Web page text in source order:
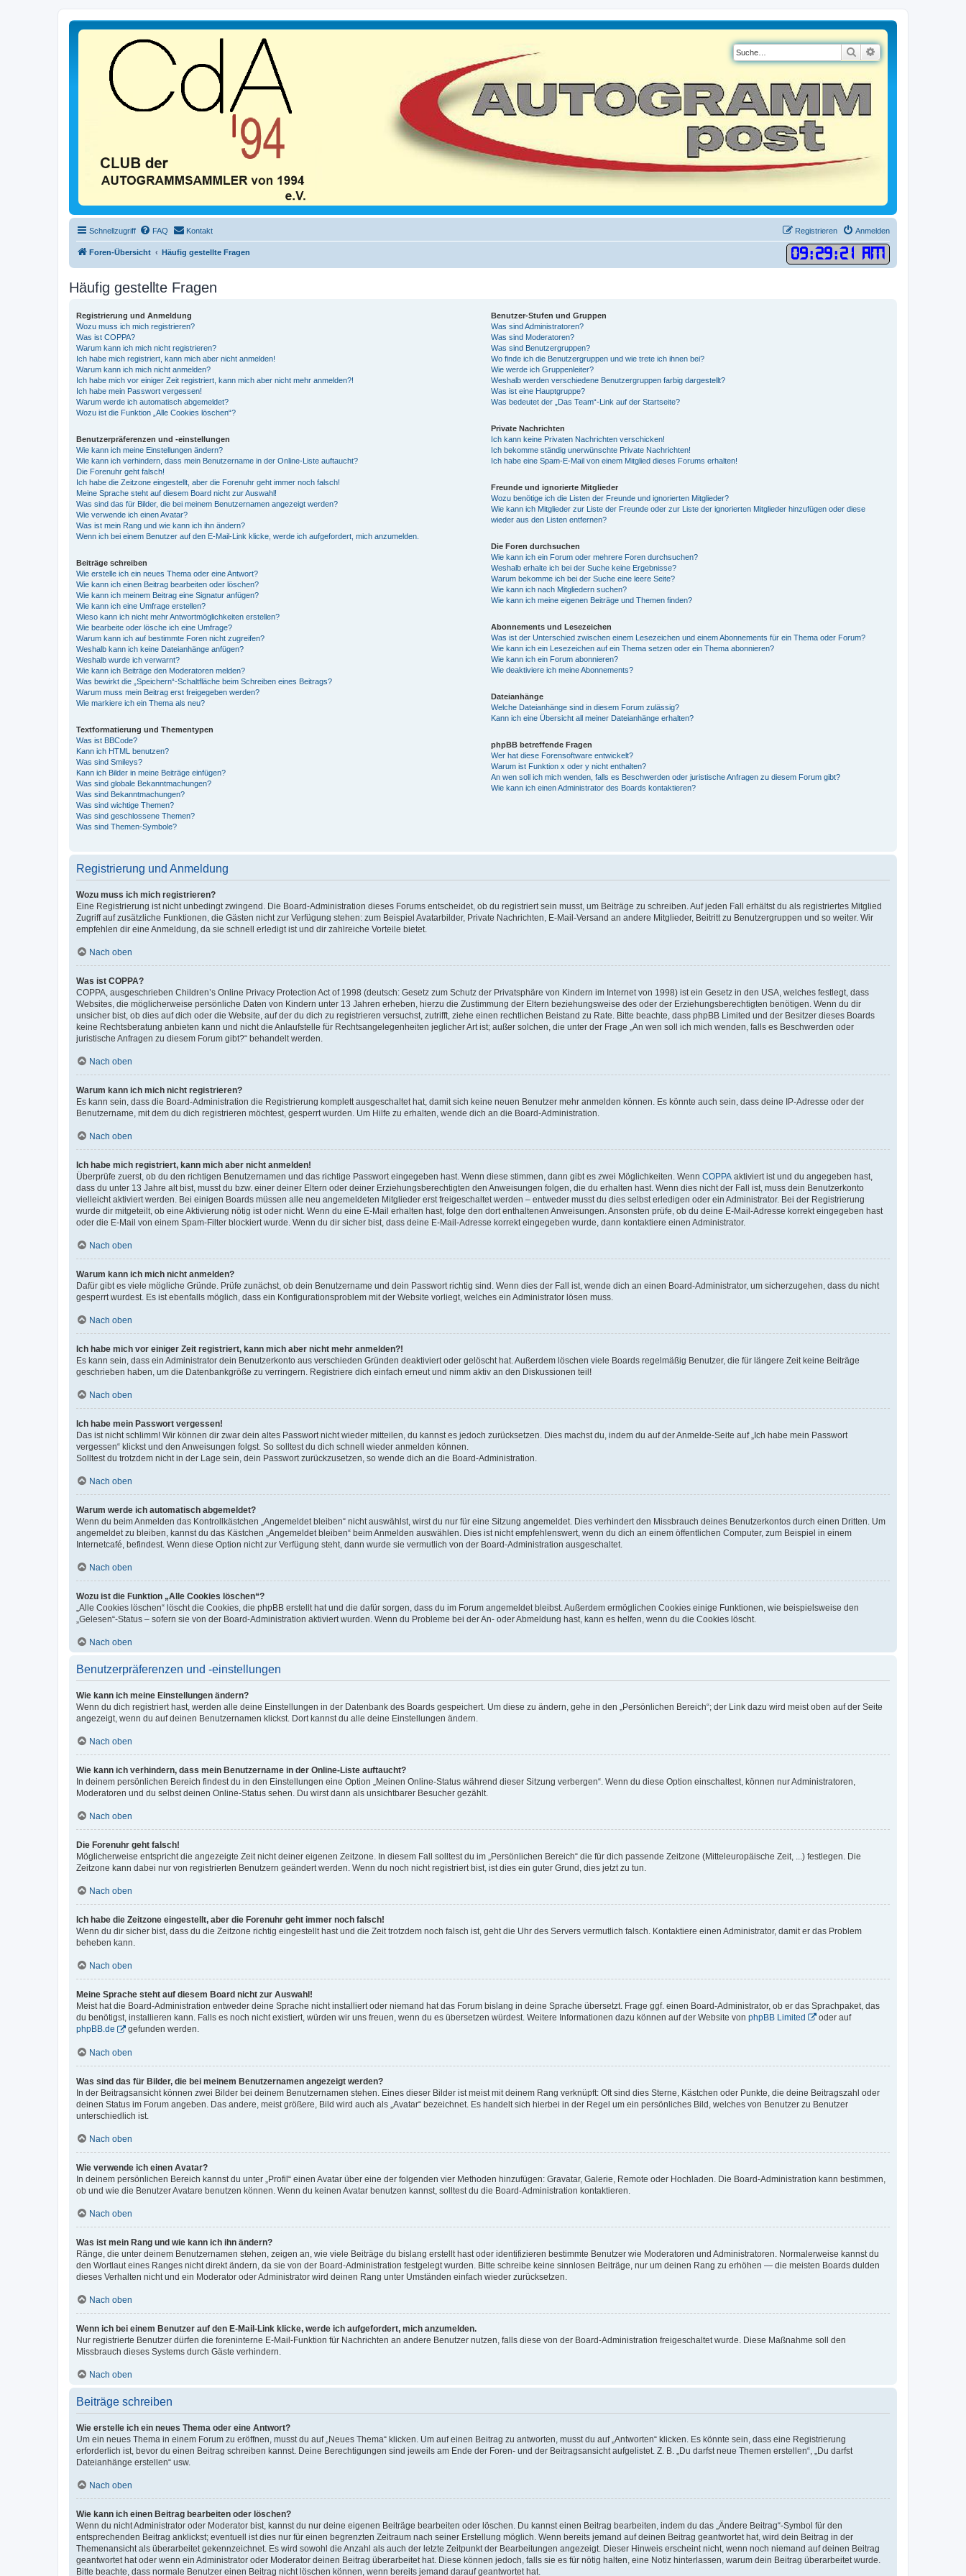
Suche
Schnellzugriff FAQ Kontakt Anmelden
Registrieren
Foren-Übersicht Häufig gestellte Fragen 09:29:22 AM
Häufig gestellte Fragen
Registrierung und Anmeldung
Wozu muss ich mich registrieren?
Was ist COPPA?
Warum kann ich mich nicht registrieren?
Ich habe mich registriert, kann mich aber nicht anmelden!
Warum kann ich mich nicht anmelden?
Ich habe mich vor einiger Zeit registriert, kann mich aber nicht mehr anmelden?!
Ich habe mein Passwort vergessen!
Warum werde ich automatisch abgemeldet?
Wozu ist die Funktion „Alle Cookies löschen“?
Benutzerpräferenzen und -einstellungen
Wie kann ich meine Einstellungen ändern?
Wie kann ich verhindern, dass mein Benutzername in der Online-Liste auftaucht?
Die Forenuhr geht falsch!
Ich habe die Zeitzone eingestellt, aber die Forenuhr geht immer noch falsch!
Meine Sprache steht auf diesem Board nicht zur Auswahl!
Was sind das für Bilder, die bei meinem Benutzernamen angezeigt werden?
Wie verwende ich einen Avatar?
Was ist mein Rang und wie kann ich ihn ändern?
Wenn ich bei einem Benutzer auf den E-Mail-Link klicke, werde ich aufgefordert, mich anzumelden.
Beiträge schreiben
Wie erstelle ich ein neues Thema oder eine Antwort?
Wie kann ich einen Beitrag bearbeiten oder löschen?
Wie kann ich meinem Beitrag eine Signatur anfügen?
Wie kann ich eine Umfrage erstellen?
Wieso kann ich nicht mehr Antwortmöglichkeiten erstellen?
Wie bearbeite oder lösche ich eine Umfrage?
Warum kann ich auf bestimmte Foren nicht zugreifen?
Weshalb kann ich keine Dateianhänge anfügen?
Weshalb wurde ich verwarnt?
Wie kann ich Beiträge den Moderatoren melden?
Was bewirkt die „Speichern“-Schaltfläche beim Schreiben eines Beitrags?
Warum muss mein Beitrag erst freigegeben werden?
Wie markiere ich ein Thema als neu?
Textformatierung und Thementypen
Was ist BBCode?
Kann ich HTML benutzen?
Was sind Smileys?
Kann ich Bilder in meine Beiträge einfügen?
Was sind globale Bekanntmachungen?
Was sind Bekanntmachungen?
Was sind wichtige Themen?
Was sind geschlossene Themen?
Was sind Themen-Symbole?
Benutzer-Stufen und Gruppen
Was sind Administratoren?
Was sind Moderatoren?
Was sind Benutzergruppen?
Wo finde ich die Benutzergruppen und wie trete ich ihnen bei?
Wie werde ich Gruppenleiter?
Weshalb werden verschiedene Benutzergruppen farbig dargestellt?
Was ist eine Hauptgruppe?
Was bedeutet der „Das Team“-Link auf der Startseite?
Private Nachrichten
Ich kann keine Privaten Nachrichten verschicken!
Ich bekomme ständig unerwünschte Private Nachrichten!
Ich habe eine Spam-E-Mail von einem Mitglied dieses Forums erhalten!
Freunde und ignorierte Mitglieder
Wozu benötige ich die Listen der Freunde und ignorierten Mitglieder?
Wie kann ich Mitglieder zur Liste der Freunde oder zur Liste der ignorierten Mitglieder hinzufügen oder diese
wieder aus den Listen entfernen?
Die Foren durchsuchen
Wie kann ich ein Forum oder mehrere Foren durchsuchen?
Weshalb erhalte ich bei der Suche keine Ergebnisse?
Warum bekomme ich bei der Suche eine leere Seite?
Wie kann ich nach Mitgliedern suchen?
Wie kann ich meine eigenen Beiträge und Themen finden?
Abonnements und Lesezeichen
Was ist der Unterschied zwischen einem Lesezeichen und einem Abonnements für ein Thema oder Forum?
Wie kann ich ein Lesezeichen auf ein Thema setzen oder ein Thema abonnieren?
Wie kann ich ein Forum abonnieren?
Wie deaktiviere ich meine Abonnements?
Dateianhänge
Welche Dateianhänge sind in diesem Forum zulässig?
Kann ich eine Übersicht all meiner Dateianhänge erhalten?
phpBB betreffende Fragen
Wer hat diese Forensoftware entwickelt?
Warum ist Funktion x oder y nicht enthalten?
An wen soll ich mich wenden, falls es Beschwerden oder juristische Anfragen zu diesem Forum gibt?
Wie kann ich einen Administrator des Boards kontaktieren?
Registrierung und Anmeldung
Wozu muss ich mich registrieren?
Eine Registrierung ist nicht unbedingt zwingend. Die Board-Administration dieses Forums entscheidet, ob du registriert sein musst, um Beiträge zu schreiben. Auf jeden Fall erhältst du als registriertes Mitglied
Zugriff auf zusätzliche Funktionen, die Gästen nicht zur Verfügung stehen: zum Beispiel Avatarbilder, Private Nachrichten, E-Mail-Versand an andere Mitglieder, Beitritt zu Benutzergruppen und so weiter. Wir
empfehlen dir eine Anmeldung, da sie schnell erledigt ist und dir zahlreiche Vorteile bietet.
Nach oben
Was ist COPPA?
COPPA, ausgeschrieben Children’s Online Privacy Protection Act of 1998 (deutsch: Gesetz zum Schutz der Privatsphäre von Kindern im Internet von 1998) ist ein Gesetz in den USA, welches festlegt, dass
Websites, die möglicherweise persönliche Daten von Kindern unter 13 Jahren erheben, hierzu die Zustimmung der Eltern beziehungsweise des oder der Erziehungsberechtigten benötigen. Wenn du dir
unsicher bist, ob dies auf dich oder die Website, auf der du dich zu registrieren versuchst, zutrifft, ziehe einen rechtlichen Beistand zu Rate. Bitte beachte, dass phpBB Limited und der Besitzer dieses Boards
keine Rechtsberatung anbieten kann und nicht die Anlaufstelle für Rechtsangelegenheiten jeglicher Art ist; außer solchen, die unter der Frage „An wen soll ich mich wenden, falls es Beschwerden oder
juristische Anfragen zu diesem Forum gibt?“ behandelt werden.
Nach oben
Warum kann ich mich nicht registrieren?
Es kann sein, dass die Board-Administration die Registrierung komplett ausgeschaltet hat, damit sich keine neuen Benutzer mehr anmelden können. Es könnte auch sein, dass deine IP-Adresse oder der
Benutzername, mit dem du dich registrieren möchtest, gesperrt wurden. Um Hilfe zu erhalten, wende dich an die Board-Administration.
Nach oben
Ich habe mich registriert, kann mich aber nicht anmelden!
Überprüfe zuerst, ob du den richtigen Benutzernamen und das richtige Passwort eingegeben hast. Wenn diese stimmen, dann gibt es zwei Möglichkeiten. Wenn COPPA aktiviert ist und du angegeben hast,
dass du unter 13 Jahre alt bist, musst du bzw. einer deiner Eltern oder deiner Erziehungsberechtigten den Anweisungen folgen, die du erhalten hast. Wenn dies nicht der Fall ist, muss dein Benutzerkonto
vielleicht aktiviert werden. Bei einigen Boards müssen alle neu angemeldeten Mitglieder erst freigeschaltet werden – entweder musst du dies selbst erledigen oder ein Administrator. Bei der Registrierung
wurde dir mitgeteilt, ob eine Aktivierung nötig ist oder nicht. Wenn du eine E-Mail erhalten hast, folge den dort enthaltenen Anweisungen. Ansonsten prüfe, ob du deine E-Mail-Adresse korrekt eingegeben hast
oder die E-Mail von einem Spam-Filter blockiert wurde. Wenn du dir sicher bist, dass deine E-Mail-Adresse korrekt eingegeben wurde, dann kontaktiere einen Administrator.
Nach oben
Warum kann ich mich nicht anmelden?
Dafür gibt es viele mögliche Gründe. Prüfe zunächst, ob dein Benutzername und dein Passwort richtig sind. Wenn dies der Fall ist, wende dich an einen Board-Administrator, um sicherzugehen, dass du nicht
gesperrt wurdest. Es ist ebenfalls möglich, dass ein Konfigurationsproblem mit der Website vorliegt, welches ein Administrator lösen muss.
Nach oben
Ich habe mich vor einiger Zeit registriert, kann mich aber nicht mehr anmelden?!
Es kann sein, dass ein Administrator dein Benutzerkonto aus verschieden Gründen deaktiviert oder gelöscht hat. Außerdem löschen viele Boards regelmäßig Benutzer, die für längere Zeit keine Beiträge
geschrieben haben, um die Datenbankgröße zu verringern. Registriere dich einfach erneut und nimm aktiv an den Diskussionen teil!
Nach oben
Ich habe mein Passwort vergessen!
Das ist nicht schlimm! Wir können dir zwar dein altes Passwort nicht wieder mitteilen, du kannst es jedoch zurücksetzen. Dies machst du, indem du auf der Anmelde-Seite auf „Ich habe mein Passwort
vergessen“ klickst und den Anweisungen folgst. So solltest du dich schnell wieder anmelden können.
Solltest du trotzdem nicht in der Lage sein, dein Passwort zurückzusetzen, so wende dich an die Board-Administration.
Nach oben
Warum werde ich automatisch abgemeldet?
Wenn du beim Anmelden das Kontrollkästchen „Angemeldet bleiben“ nicht auswählst, wirst du nur für eine Sitzung angemeldet. Dies verhindert den Missbrauch deines Benutzerkontos durch einen Dritten. Um
angemeldet zu bleiben, kannst du das Kästchen „Angemeldet bleiben“ beim Anmelden auswählen. Dies ist nicht empfehlenswert, wenn du dich an einem öffentlichen Computer, zum Beispiel in einem
Internetcafé, befindest. Wenn diese Option nicht zur Verfügung steht, dann wurde sie vermutlich von der Board-Administration ausgeschaltet.
Nach oben
Wozu ist die Funktion „Alle Cookies löschen“?
„Alle Cookies löschen“ löscht die Cookies, die phpBB erstellt hat und die dafür sorgen, dass du im Forum angemeldet bleibst. Außerdem ermöglichen Cookies einige Funktionen, wie beispielsweise den
„Gelesen“-Status – sofern sie von der Board-Administration aktiviert wurden. Wenn du Probleme bei der An- oder Abmeldung hast, kann es helfen, wenn du die Cookies löscht.
Nach oben
Benutzerpräferenzen und -einstellungen
Wie kann ich meine Einstellungen ändern?
Wenn du dich registriert hast, werden alle deine Einstellungen in der Datenbank des Boards gespeichert. Um diese zu ändern, gehe in den „Persönlichen Bereich“; der Link dazu wird meist oben auf der Seite
angezeigt, wenn du auf deinen Benutzernamen klickst. Dort kannst du alle deine Einstellungen ändern.
Nach oben
Wie kann ich verhindern, dass mein Benutzername in der Online-Liste auftaucht?
In deinem persönlichen Bereich findest du in den Einstellungen eine Option „Meinen Online-Status während dieser Sitzung verbergen“. Wenn du diese Option einschaltest, können nur Administratoren,
Moderatoren und du selbst deinen Online-Status sehen. Du wirst dann als unsichtbarer Besucher gezählt.
Nach oben
Die Forenuhr geht falsch!
Möglicherweise entspricht die angezeigte Zeit nicht deiner eigenen Zeitzone. In diesem Fall solltest du im „Persönlichen Bereich“ die für dich passende Zeitzone (Mitteleuropäische Zeit, ...) festlegen. Die
Zeitzone kann dabei nur von registrierten Benutzern geändert werden. Wenn du noch nicht registriert bist, ist dies ein guter Grund, dies jetzt zu tun.
Nach oben
Ich habe die Zeitzone eingestellt, aber die Forenuhr geht immer noch falsch!
Wenn du dir sicher bist, dass du die Zeitzone richtig eingestellt hast und die Zeit trotzdem noch falsch ist, geht die Uhr des Servers vermutlich falsch. Kontaktiere einen Administrator, damit er das Problem
beheben kann.
Nach oben
Meine Sprache steht auf diesem Board nicht zur Auswahl!
Meist hat die Board-Administration entweder deine Sprache nicht installiert oder niemand hat das Forum bislang in deine Sprache übersetzt. Frage ggf. einen Board-Administrator, ob er das Sprachpaket, das
du benötigst, installieren kann. Falls es noch nicht existiert, würden wir uns freuen, wenn du es übersetzen würdest. Weitere Informationen dazu können auf der Website von phpBB Limited
oder auf
phpBB.de
gefunden werden.
Nach oben
Was sind das für Bilder, die bei meinem Benutzernamen angezeigt werden?
In der Beitragsansicht können zwei Bilder bei deinem Benutzernamen stehen. Eines dieser Bilder ist meist mit deinem Rang verknüpft: Oft sind dies Sterne, Kästchen oder Punkte, die deine Beitragszahl oder
deinen Status im Forum angeben. Das andere, meist größere, Bild wird auch als „Avatar“ bezeichnet. Es handelt sich hierbei in der Regel um ein persönliches Bild, welches von Benutzer zu Benutzer
unterschiedlich ist.
Nach oben
Wie verwende ich einen Avatar?
In deinem persönlichen Bereich kannst du unter „Profil“ einen Avatar über eine der folgenden vier Methoden hinzufügen: Gravatar, Galerie, Remote oder Hochladen. Die Board-Administration kann bestimmen,
ob und wie die Benutzer Avatare benutzen können. Wenn du keinen Avatar benutzen kannst, solltest du die Board-Administration kontaktieren.
Nach oben
Was ist mein Rang und wie kann ich ihn ändern?
Ränge, die unter deinem Benutzernamen stehen, zeigen an, wie viele Beiträge du bislang erstellt hast oder identifizieren bestimmte Benutzer wie Moderatoren und Administratoren. Normalerweise kannst du
den Wortlaut eines Ranges nicht direkt ändern, da sie von der Board-Administration festgelegt wurden. Bitte schreibe keine sinnlosen Beiträge, nur um deinen Rang zu erhöhen — die meisten Boards dulden
dieses Verhalten nicht und ein Moderator oder Administrator wird deinen Rang unter Umständen einfach wieder zurücksetzen.
Nach oben
Wenn ich bei einem Benutzer auf den E-Mail-Link klicke, werde ich aufgefordert, mich anzumelden.
Nur registrierte Benutzer dürfen die foreninterne E-Mail-Funktion für Nachrichten an andere Benutzer nutzen, falls diese von der Board-Administration freigeschaltet wurde. Diese Maßnahme soll den
Missbrauch dieses Systems durch Gäste verhindern.
Nach oben
Beiträge schreiben
Wie erstelle ich ein neues Thema oder eine Antwort?
Um ein neues Thema in einem Forum zu eröffnen, musst du auf „Neues Thema“ klicken. Um auf einen Beitrag zu antworten, musst du auf „Antworten“ klicken. Es könnte sein, dass eine Registrierung
erforderlich ist, bevor du einen Beitrag schreiben kannst. Deine Berechtigungen sind jeweils am Ende der Foren- und der Beitragsansicht aufgelistet. Z. B. „Du darfst neue Themen erstellen“, „Du darfst
Dateianhänge erstellen“ usw.
Nach oben
Wie kann ich einen Beitrag bearbeiten oder löschen?
Wenn du nicht Administrator oder Moderator bist, kannst du nur deine eigenen Beiträge bearbeiten oder löschen. Du kannst einen Beitrag bearbeiten, indem du das „Ändere Beitrag“-Symbol für den
entsprechenden Beitrag anklickst; eventuell ist dies nur für einen begrenzten Zeitraum nach seiner Erstellung möglich. Wenn bereits jemand auf deinen Beitrag geantwortet hat, wird dein Beitrag in der
Themenansicht als überarbeitet gekennzeichnet. Es wird sowohl die Anzahl als auch der letzte Zeitpunkt der Bearbeitungen angezeigt. Dieser Hinweis erscheint nicht, wenn noch niemand auf deinen Beitrag
geantwortet hat oder wenn ein Administrator oder Moderator deinen Beitrag überarbeitet hat. Diese können jedoch, falls sie es für nötig halten, eine Notiz hinterlassen, warum dein Beitrag überarbeitet wurde.
Bitte beachte, dass normale Benutzer einen Beitrag nicht löschen können, wenn bereits jemand darauf geantwortet hat.